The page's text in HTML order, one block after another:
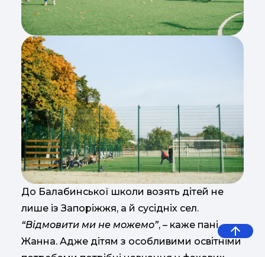
До Балабинської школи возять дітей не
лише із Запоріжжя, а й сусідніх сел.
“Відмовити ми не можемо”, – каже пані
Жанна. Адже дітям з особливими освітніми